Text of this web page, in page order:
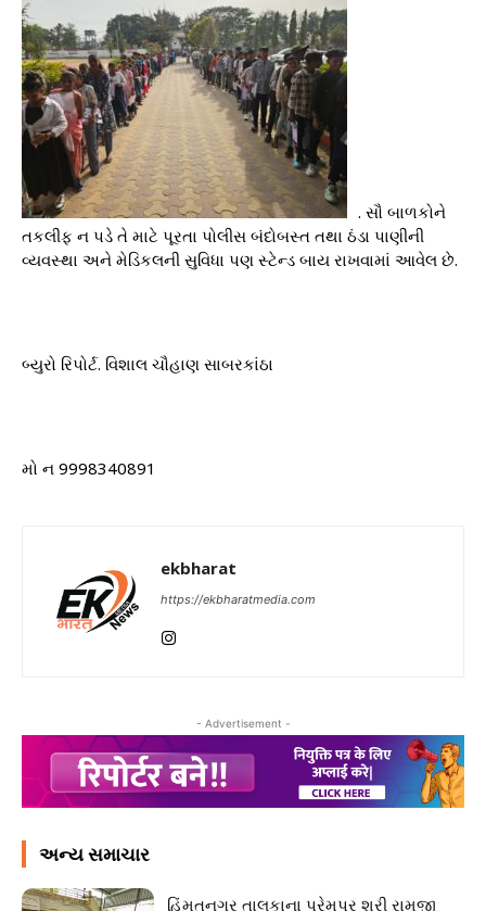
. સૌ બાળકોને
તકલીફ ન પડે તે માટે પૂરતા પોલીસ બંદોબસ્ત તથા ઠંડા પાણીની
વ્યવસ્થા અને મેડિકલની સુવિધા પણ સ્ટેન્ડ બાય રાખવામાં આવેલ છે.
બ્યુરો રિપોર્ટ. વિશાલ ચૌહાણ સાબરકાંઠા
મો ન 9998340891
ekbharat
https://ekbharatmedia.com
- Advertisement -
અન્ય સમાચાર
હિંમતનગર તાલુકાના પ્રેમપુર શ્રી રામજી